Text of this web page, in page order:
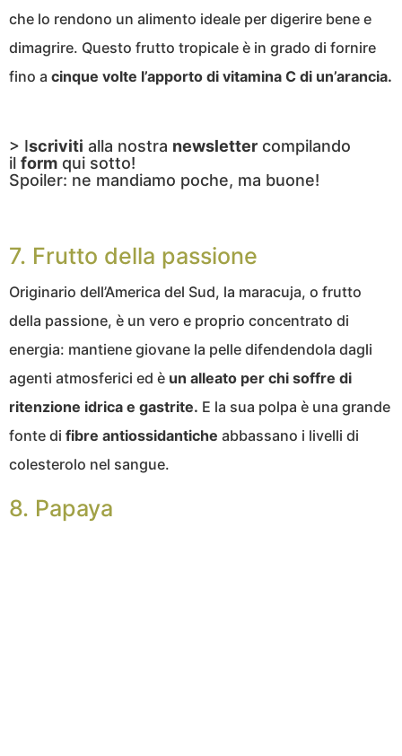
che lo rendono un alimento ideale per digerire bene e
dimagrire. Questo frutto tropicale è in grado di fornire
fino a cinque volte l’apporto di vitamina C di un’arancia.
> Iscriviti alla nostra newsletter compilando
il form qui sotto!
Spoiler: ne mandiamo poche, ma buone!
7. Frutto della passione
Originario dell’America del Sud, la maracuja, o frutto
della passione, è un vero e proprio concentrato di
energia: mantiene giovane la pelle difendendola dagli
agenti atmosferici ed è un alleato per chi soffre di
ritenzione idrica e gastrite. E la sua polpa è una grande
fonte di fibre antiossidantiche abbassano i livelli di
colesterolo nel sangue.
8. Papaya